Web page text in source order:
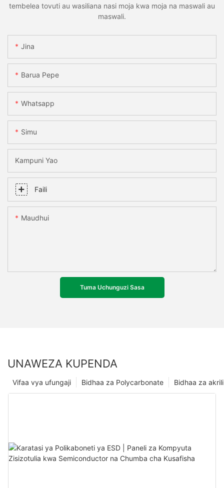
tembelea tovuti au wasiliana nasi moja kwa moja na maswali au
maswali.
Jina
Barua Pepe
Whatsapp
Simu
Kampuni Yao
Faili
Maudhui
Tuma Uchunguzi Sasa
UNAWEZA KUPENDA
Bidhaa za
Bidhaa za Polycarbonate
Vifaa vya ufungaji